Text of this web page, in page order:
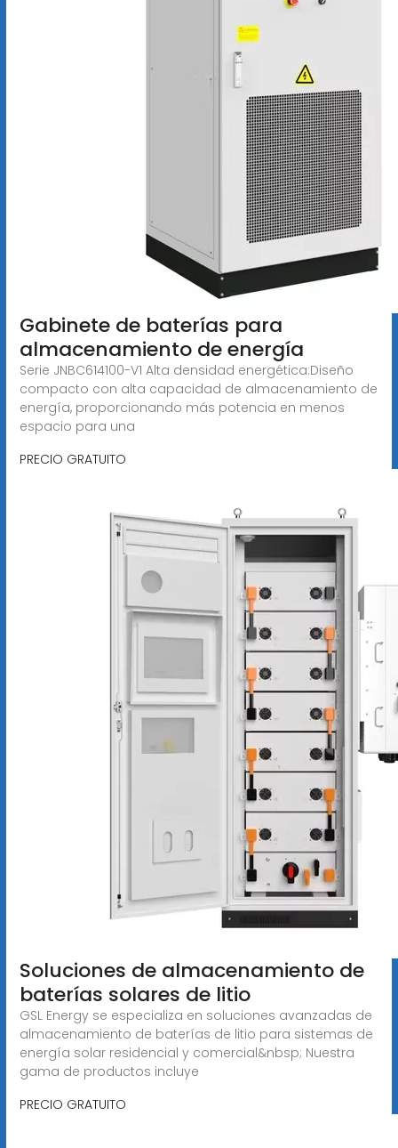
Gabinete de baterías para
almacenamiento de energía
Serie JNBC614100-V1 Alta densidad energética:Diseño
compacto con alta capacidad de almacenamiento de
energía, proporcionando más potencia en menos
espacio para una
PRECIO GRATUITO
Soluciones de almacenamiento de
baterías solares de litio
GSL Energy se especializa en soluciones avanzadas de
almacenamiento de baterías de litio para sistemas de
energía solar residencial y comercial&nbsp; Nuestra
gama de productos incluye
PRECIO GRATUITO